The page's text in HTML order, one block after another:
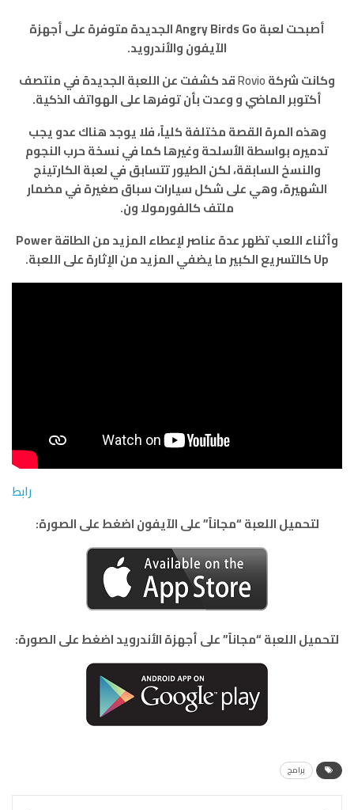
أصبحت لعبة Angry Birds Go الجديدة متوفرة على أجهزة
الآيفون والأندرويد.
وكانت شركةRovioقد كشفت عن اللعبة الجديدة في منتصف
أكتوبر الماضي و وعدت بأن توفرها على الهواتف الذكية.
وهذه المرة القصة مختلفة كلياً، فلا يوجد هناك عدو يجب
تدميره بواسطة الأسلحة وغيرها كما في نسخة حرب النجوم
والنسخ السابقة، لكن الطيور تتسابق في لعبة الكارتينج
الشهيرة، وهي على شكل سيارات سباق صغيرة في مضمار
ملتف كالفورمولا ون.
وأثناء اللعب تظهر عدة عناصر لإعطاء المزيد من الطاقة Power
Up كالتسريع الكبير ما يضفي المزيد من الإثارة على اللعبة.
رابط
لتحميل اللعبة “مجاناً” على الآيفون اضغط على الصورة:
لتحميل اللعبة “مجاناً” على أجهزة الأندرويد اضغط على الصورة:
برامج